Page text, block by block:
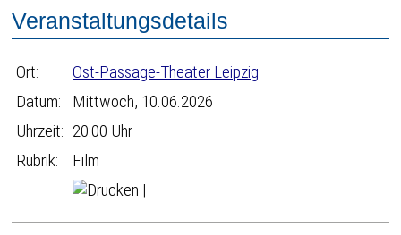
Veranstaltungsdetails
Ort:
Ost-Passage-Theater Leipzig
Datum:
Mittwoch, 10.06.2026
Uhrzeit: 20:00 Uhr
Rubrik:
Film
|